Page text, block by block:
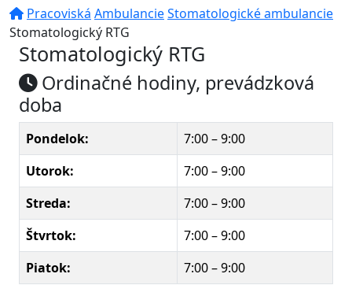
Pracoviská AmbulancieStomatologické ambulancie
Stomatologický RTG
Stomatologický RTG
Ordinačné hodiny, prevádzková
doba
Pondelok:
7:00 – 9:00
Utorok:
7:00 – 9:00
Streda:
7:00 – 9:00
Štvrtok:
7:00 – 9:00
Piatok:
7:00 – 9:00